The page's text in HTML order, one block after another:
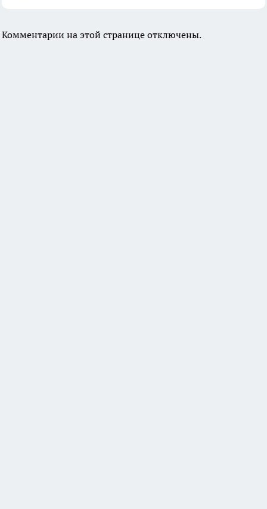
Комментарии на этой странице отключены.